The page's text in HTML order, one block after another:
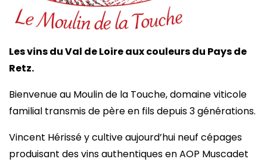
Les vins du Val de Loire aux couleurs du Pays de
Retz.
Bienvenue au Moulin de la Touche, domaine viticole
familial transmis de père en fils depuis 3 générations.
Vincent Hérissé y cultive aujourd’hui neuf cépages
produisant des vins authentiques en AOP Muscadet